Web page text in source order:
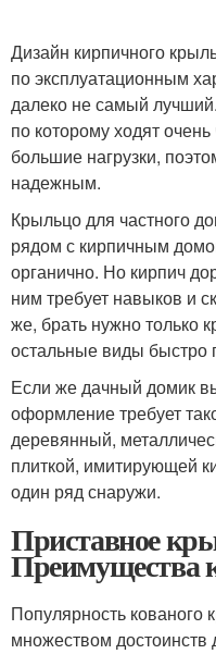
Дизайн кирпичного
по эксплуатационным
далеко не самый
по которому ходят
большие нагрузки,
надежным.
Крыльцо для частного
рядом с кирпичным
органично. Но кирпич
ним требует навыков и
же, брать нужно только
остальные виды быстро
Если же дачный домик
оформление требует
деревянный,
плиткой, имитирующей
один ряд снаружи.
Приставное
Преимущества
Популярность кованого
множеством достоинств